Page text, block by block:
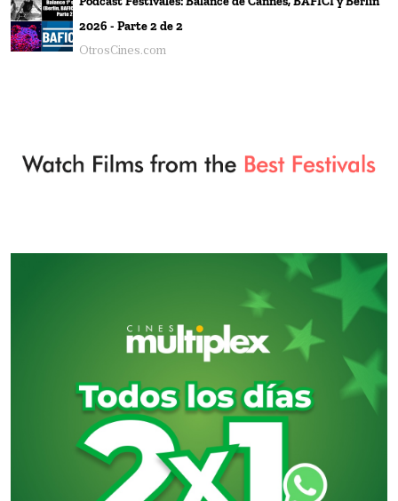
2026 - Parte 2 de 2
OtrosCines.com